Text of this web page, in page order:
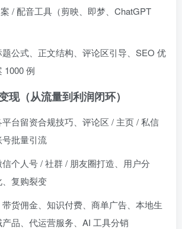
/ 配音工具（剪映、即梦、ChatGPT
公式、正文结构、评论区引导、SEO 优
1000 例
现（从流量到利润闭环）
台留资合规技巧、评论区 / 主页 / 私信
批量引流
个人号 / 社群 / 朋友圈打造、用户分
复购裂变
货佣金、知识付费、商单广告、本地生
品、代运营服务、AI 工具分销